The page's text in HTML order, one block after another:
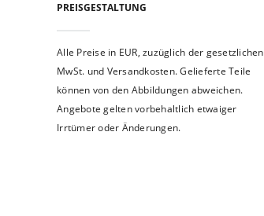
PREISGESTALTUNG
Alle Preise in EUR, zuzüglich der gesetzlichen
MwSt. und Versandkosten. Gelieferte Teile
können von den Abbildungen abweichen.
Angebote gelten vorbehaltlich etwaiger
Irrtümer oder Änderungen.